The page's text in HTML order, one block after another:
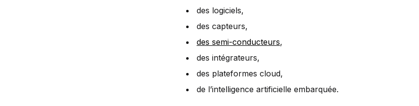
des logiciels,
des capteurs,
des semi-conducteurs,
des intégrateurs,
des plateformes cloud,
de l’intelligence artificielle embarquée.